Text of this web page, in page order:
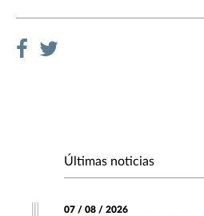
Últimas noticias
07 / 08 / 2026